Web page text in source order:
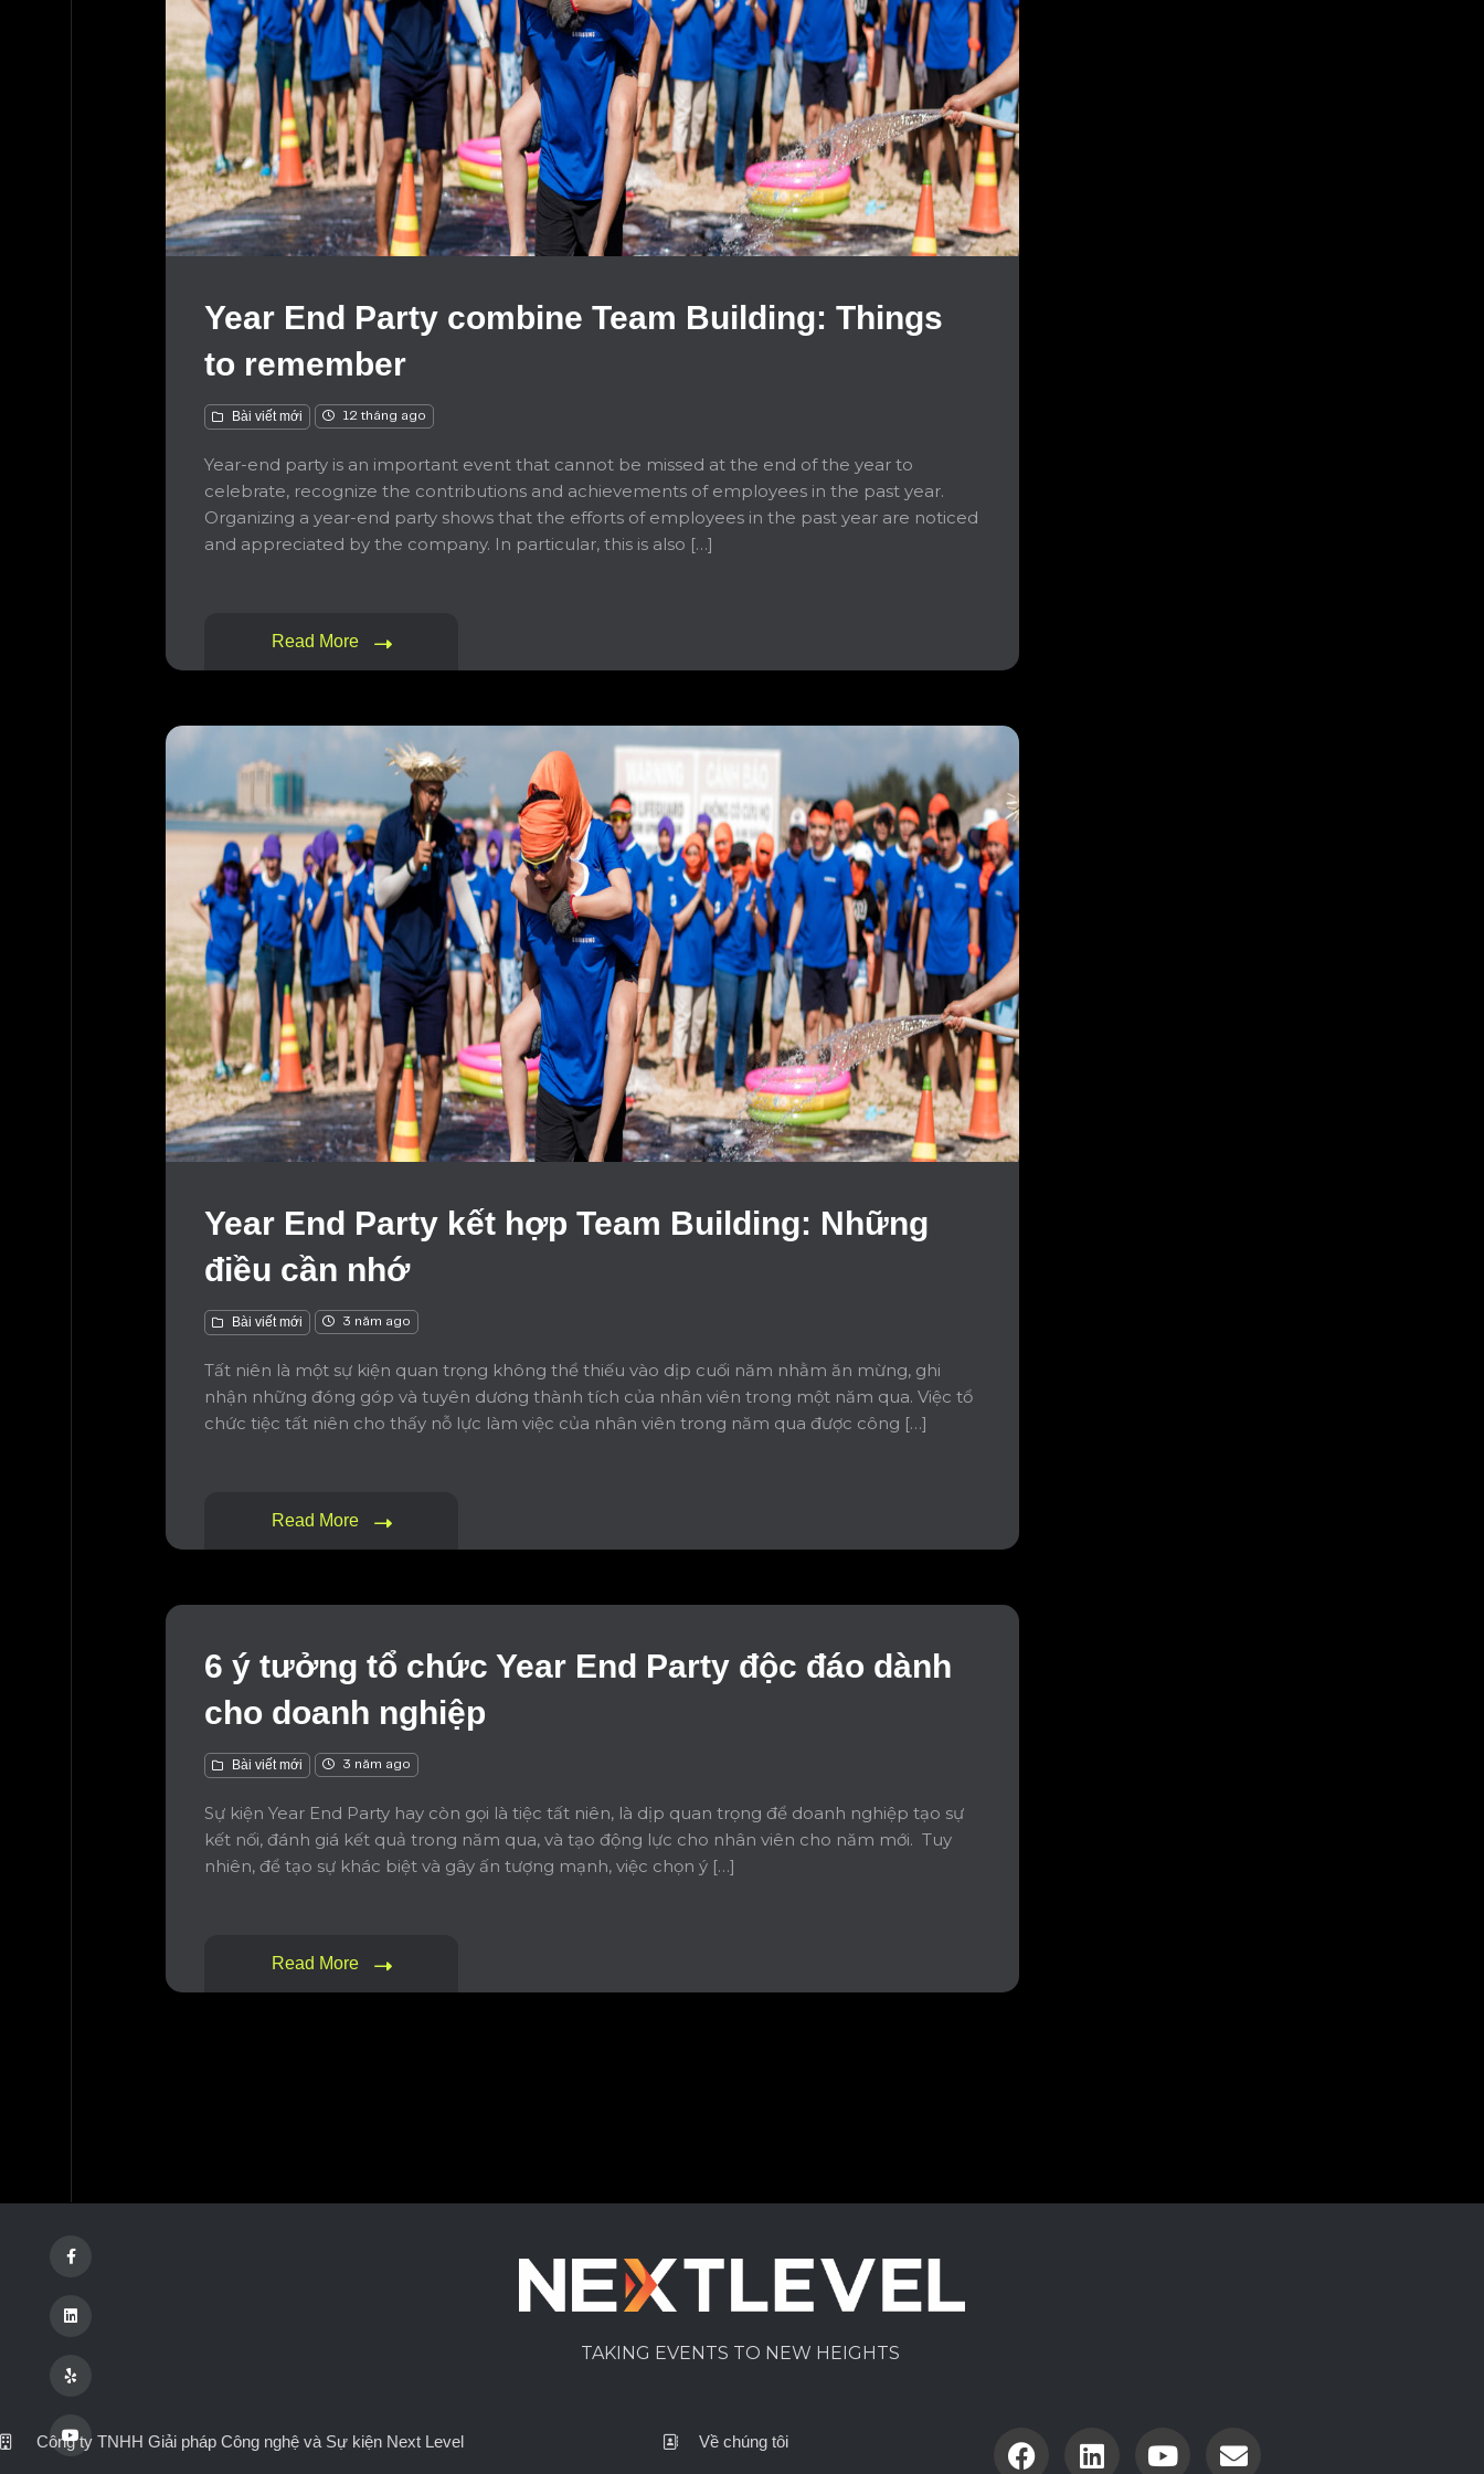
Year End Party combine Team Building: Things
to remember
Bài viết mới 12 tháng ago
Year-end party is an important event that cannot be missed at the end of the year to
celebrate, recognize the contributions and achievements of employees in the past year.
Organizing a year-end party shows that the efforts of employees in the past year are noticed
and appreciated by the company. In particular, this is also […]
Read More
Year End Party kết hợp Team Building: Những
điều cần nhớ
Bài viết mới 3 năm ago
Tất niên là một sự kiện quan trọng không thể thiếu vào dịp cuối năm nhằm ăn mừng, ghi
nhận những đóng góp và tuyên dương thành tích của nhân viên trong một năm qua. Việc tổ
chức tiệc tất niên cho thấy nỗ lực làm việc của nhân viên trong năm qua được công […]
Read More
6 ý tưởng tổ chức Year End Party độc đáo dành
cho doanh nghiệp
Bài viết mới 3 năm ago
Sự kiện Year End Party hay còn gọi là tiệc tất niên, là dịp quan trọng để doanh nghiệp tạo sự
kết nối, đánh giá kết quả trong năm qua, và tạo động lực cho nhân viên cho năm mới. Tuy
nhiên, để tạo sự khác biệt và gây ấn tượng mạnh, việc chọn ý […]
Read More
TAKING EVENTS TO NEW HEIGHTS
Công ty TNHH Giải pháp Công nghệ và Sự kiện Next Level Về chúng tôi